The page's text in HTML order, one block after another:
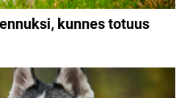
kunnes totuus